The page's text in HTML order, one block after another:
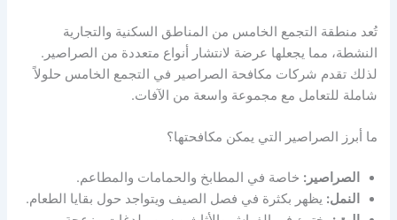
تُعد منطقة التجمع الخامس من المناطق السكنية والتجارية
النشطة، مما يجعلها عرضة لانتشار أنواع متعددة من الصراصير.
لذلك تقدم شركات مكافحة الصراصير في التجمع الخامس حلولاً
شاملة للتعامل مع مجموعة واسعة من الآفات.
ما أبرز الصراصير التي يمكن مكافحتها؟
الصراصير: خاصة في المطابخ والحمامات والمطاعم.
النمل: يظهر بكثرة في فصل الصيف ويتواجد حول بقايا الطعام.